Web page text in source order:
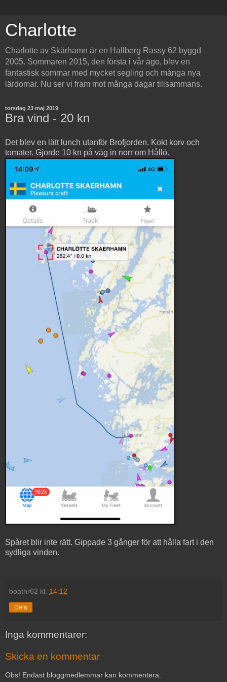
Charlotte
Charlotte av Skärhamn är en Hallberg Rassy 62 byggd
2005. Sommaren 2015, den första i vår ägo, blev en
fantastisk sommar med mycket segling och många nya
lärdomar. Nu ser vi fram mot många dagar tillsammans.
torsdag 23 maj 2019
Bra vind - 20 kn
Det blev en lätt lunch utanför Brofjorden. Kokt korv och
tomater. Gjorde 10 kn på väg in norr om Hållö.
Spåret blir inte rätt. Gippade 3 gånger för att hålla fart i den
sydliga vinden.
boathr62 kl. 14:12
Dela
Inga kommentarer:
Skicka en kommentar
Obs! Endast bloggmedlemmar kan kommentera.